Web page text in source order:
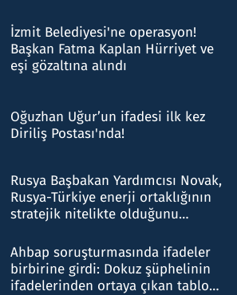
İzmit Belediyesi'ne operasyon!
Başkan Fatma Kaplan Hürriyet ve
eşi gözaltına alındı
Oğuzhan Uğur’un ifadesi ilk kez
Diriliş Postası'nda!
Rusya Başbakan Yardımcısı Novak,
Rusya-Türkiye enerji ortaklığının
stratejik nitelikte olduğunu
Ahbap soruşturmasında ifadeler
birbirine girdi: Dokuz şüphelinin
ifadelerinden ortaya çıkan tablo